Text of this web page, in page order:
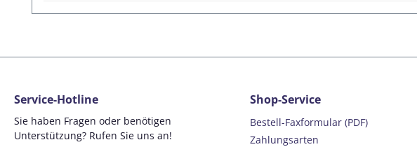
Sehfeld ist etwas kleiner als bei der Direktverglasung, dafür ist diese
geeignet, die höhere Brillenstärken haben und wo eine komplette
Service-Hotline
Sie haben Fragen oder benötigen
Unterstützung? Rufen Sie uns an!
Shop-Service
Bestell-Faxformular (PDF)
Zahlungsarten